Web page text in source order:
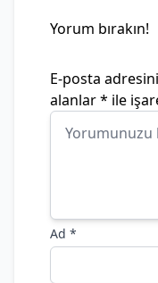
Yorum bırakın!
E-posta
alanlar* ile
Ad *